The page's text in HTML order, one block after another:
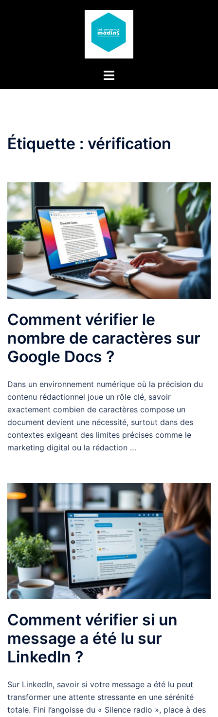
Étiquette : vérification
Comment vérifier le
nombre de caractères sur
Google Docs ?
Dans un environnement numérique où la précision du
contenu rédactionnel joue un rôle clé, savoir
exactement combien de caractères compose un
document devient une nécessité, surtout dans des
contextes exigeant des limites précises comme le
marketing digital ou la rédaction …
Comment vérifier si un
message a été lu sur
LinkedIn ?
Sur LinkedIn, savoir si votre message a été lu peut
transformer une attente stressante en une sérénité
totale. Fini l’angoisse du « Silence radio », place à des